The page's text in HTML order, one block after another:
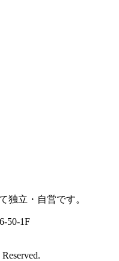
独立・自営です。
50-1F